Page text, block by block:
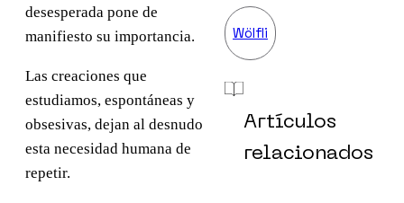
desesperada pone de
manifiesto su importancia.
Las creaciones que
estudiamos, espontáneas y
obsesivas, dejan al desnudo
esta necesidad humana de
repetir.
Wölfli
Artículos
relacionados